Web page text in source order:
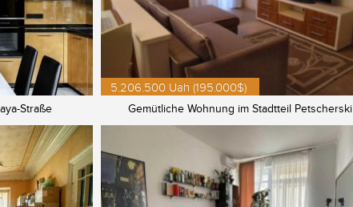
Straße
5.206.500 Uah (195.000$)
Gemütliche Wohnung im Stadtteil Petscherski